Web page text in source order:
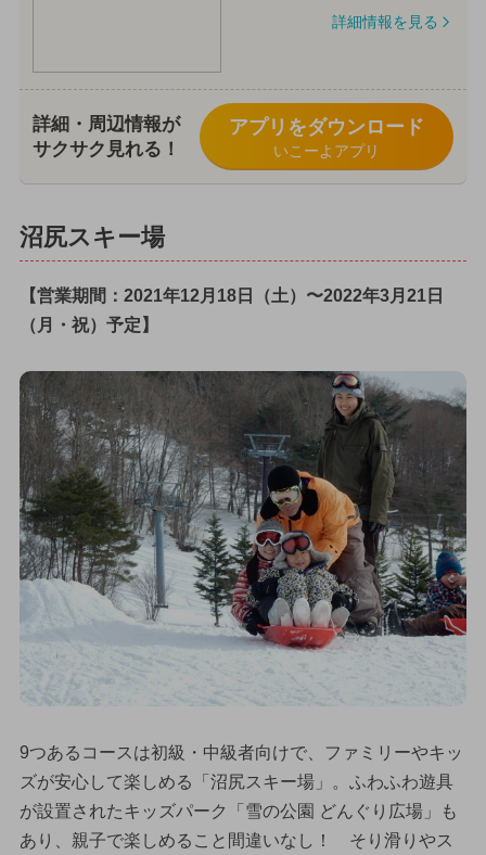
詳細情報を見る
詳細・周辺情報が
サクサク見れる！
アプリをダウンロード
いこーよアプリ
沼尻スキー場
【営業期間：2021年12月18日（土）〜2022年3月21日
（月・祝）予定】
9つあるコースは初級・中級者向けで、ファミリーやキッ
ズが安心して楽しめる「沼尻スキー場」。ふわふわ遊具
が設置されたキッズパーク「雪の公園 どんぐり広場」も
あり、親子で楽しめること間違いなし！ そり滑りやス